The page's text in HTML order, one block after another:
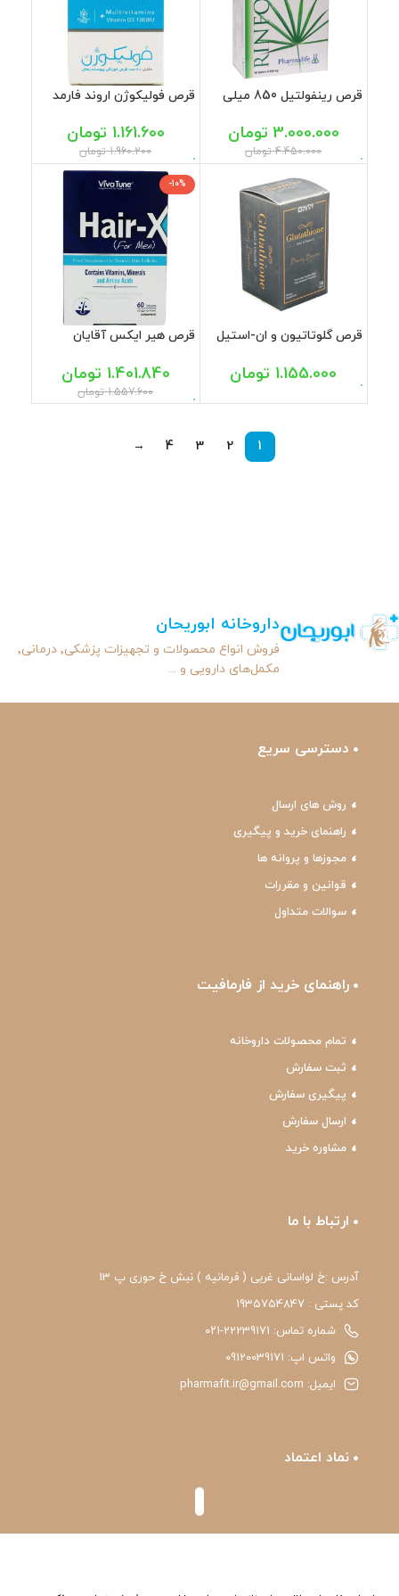
قرص رینفولتیل 850 میلی
4.450.000 تومان
3.000.000 تومان
قرص فولیکوژن اروند فارمد
1.960.200 تومان
1.161.600 تومان
قرص گلوتاتیون و ان-استیل
بست 30 عددی1.155.000 تومان
-10%
قرص هیر ایکس آقایان
1.557.600 تومان
1.401.840 تومان
1
2
3
4
→
داروخانه ابوریحان
فروش انواع محصولات و تجهیزات پزشکی٬ درمانی٬
مکمل‌های دارویی و ...
دسترسی سریع
روش های ارسال
راهنمای خرید و پیگیری
مجوزها و پروانه ها
قوانین و مقررات
سوالات متداول
راهنمای خرید از فارمافیت
تمام محصولات داروخانه
ثبت سفارش
پیگیری سفارش
ارسال سفارش
مشاوره خرید
ارتباط با ما
آدرس :خ لواسانی غربی ( فرمانیه ) نبش خ حوری پ 13
کد پستی : 1935754847
شماره تماس: 22239171-۰۲۱
واتس اپ: 09120039171
ایمیل: pharmafit.ir@gmail.com
نماد اعتماد